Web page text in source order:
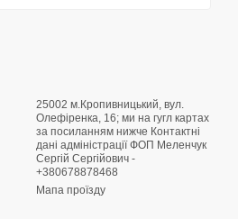
25002 м.Кропивницький, вул.
Олефіренка, 16; ми на гугл картах
за посиланням нижче Контактні
дані адміністрації ФОП Меленчук
Сергій Сергійович -
+380678878468
Мапа проїзду